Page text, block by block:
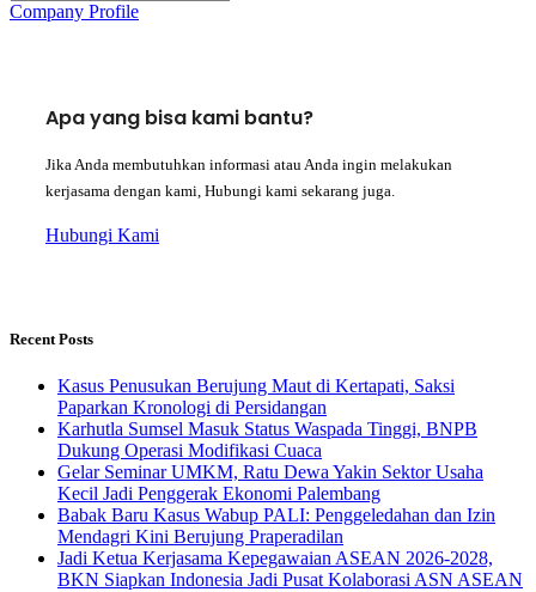
Company Profile
Apa yang bisa kami bantu?
Jika Anda membutuhkan informasi atau Anda ingin melakukan
kerjasama dengan kami, Hubungi kami sekarang juga.
Hubungi Kami
Recent Posts
Kasus Penusukan Berujung Maut di Kertapati, Saksi
Paparkan Kronologi di Persidangan
Karhutla Sumsel Masuk Status Waspada Tinggi, BNPB
Dukung Operasi Modifikasi Cuaca
Gelar Seminar UMKM, Ratu Dewa Yakin Sektor Usaha
Kecil Jadi Penggerak Ekonomi Palembang
Babak Baru Kasus Wabup PALI: Penggeledahan dan Izin
Mendagri Kini Berujung Praperadilan
Jadi Ketua Kerjasama Kepegawaian ASEAN 2026-2028,
BKN Siapkan Indonesia Jadi Pusat Kolaborasi ASN ASEAN